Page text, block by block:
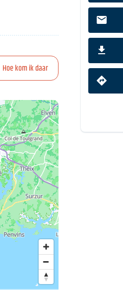
Hoe kom ik daar